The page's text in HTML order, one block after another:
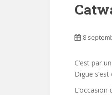
8
C’est par
Digue
L’occasion